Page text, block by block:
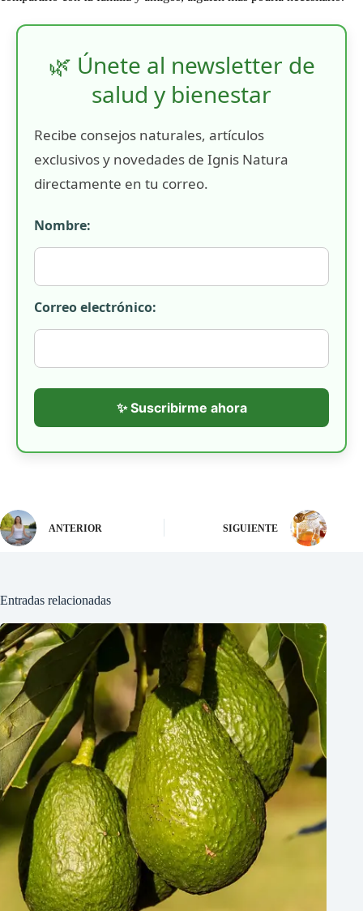
🌿 Únete al newsletter de
salud y bienestar
Recibe consejos naturales, artículos
exclusivos y novedades de Ignis Natura
directamente en tu correo.
Nombre:
Correo electrónico:
✨ Suscribirme ahora
ANTERIOR SIGUIENTE
Entradas relacionadas